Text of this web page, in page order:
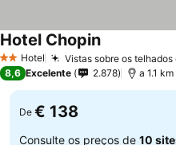
2 Estrelas
Hotel Vistas sobre os telhados
Hotel Chopin
8,6 Excelente 2.878 a 1.1
De € 138
Consulte os preços de 10